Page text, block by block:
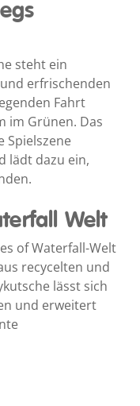
steht ein
erfrischenden
Fahrt
im Grünen. Das
Spielszene
lädt dazu ein,
Welt
of Waterfall-Welt
recycelten und
lässt sich
und erweitert